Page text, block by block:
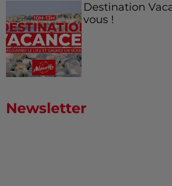
Destination
vous !
Newsletter